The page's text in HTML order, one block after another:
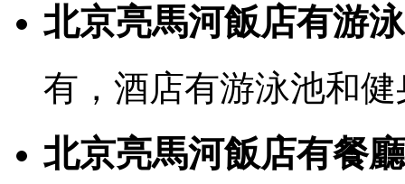
北京亮馬河飯店有游
有，酒店有游泳池和
北京亮馬河飯店有餐